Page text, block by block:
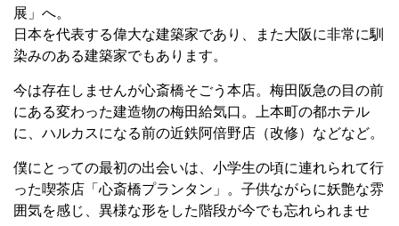
展」へ。
日本を代表する偉大な建築家であり、また大阪に非常に馴
染みのある建築家でもあります。
今は存在しませんが心斎橋そごう本店。梅田阪急の目の前
にある変わった建造物の梅田給気口。上本町の都ホテル
に、ハルカスになる前の近鉄阿倍野店（改修）などなど。
僕にとっての最初の出会いは、小学生の頃に連れられて行
った喫茶店「心斎橋プランタン」。子供ながらに妖艶な雰
囲気を感じ、異様な形をした階段が今でも忘れられませ